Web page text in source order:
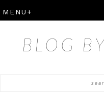
BLOG